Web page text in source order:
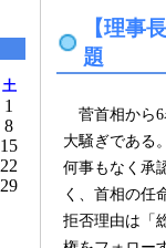
土
1
8
15
22
29
【理事
題
菅首相から6
大騒ぎである
何事もなく承
く、首相の任
拒否理由は「